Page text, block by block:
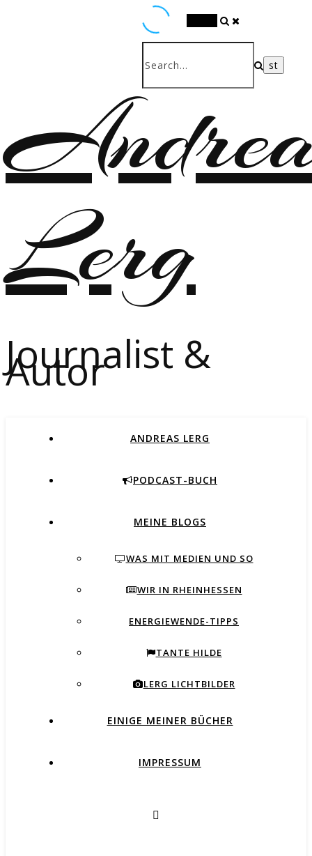
Lerg
Journalist &
Autor
ANDREAS LERG
PODCAST-BUCH
MEINE BLOGS
WAS MIT MEDIEN UND SO
WIR IN RHEINHESSEN
ENERGIEWENDE-TIPPS
TANTE HILDE
LERG LICHTBILDER
EINIGE MEINER BÜCHER
IMPRESSUM